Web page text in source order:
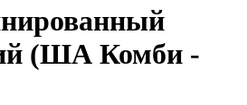
(ША Комби -